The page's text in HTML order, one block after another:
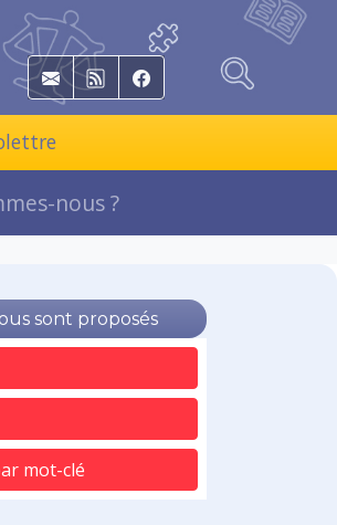
E-mail RSS Facebook
nous ?
sont proposés
mot-clé